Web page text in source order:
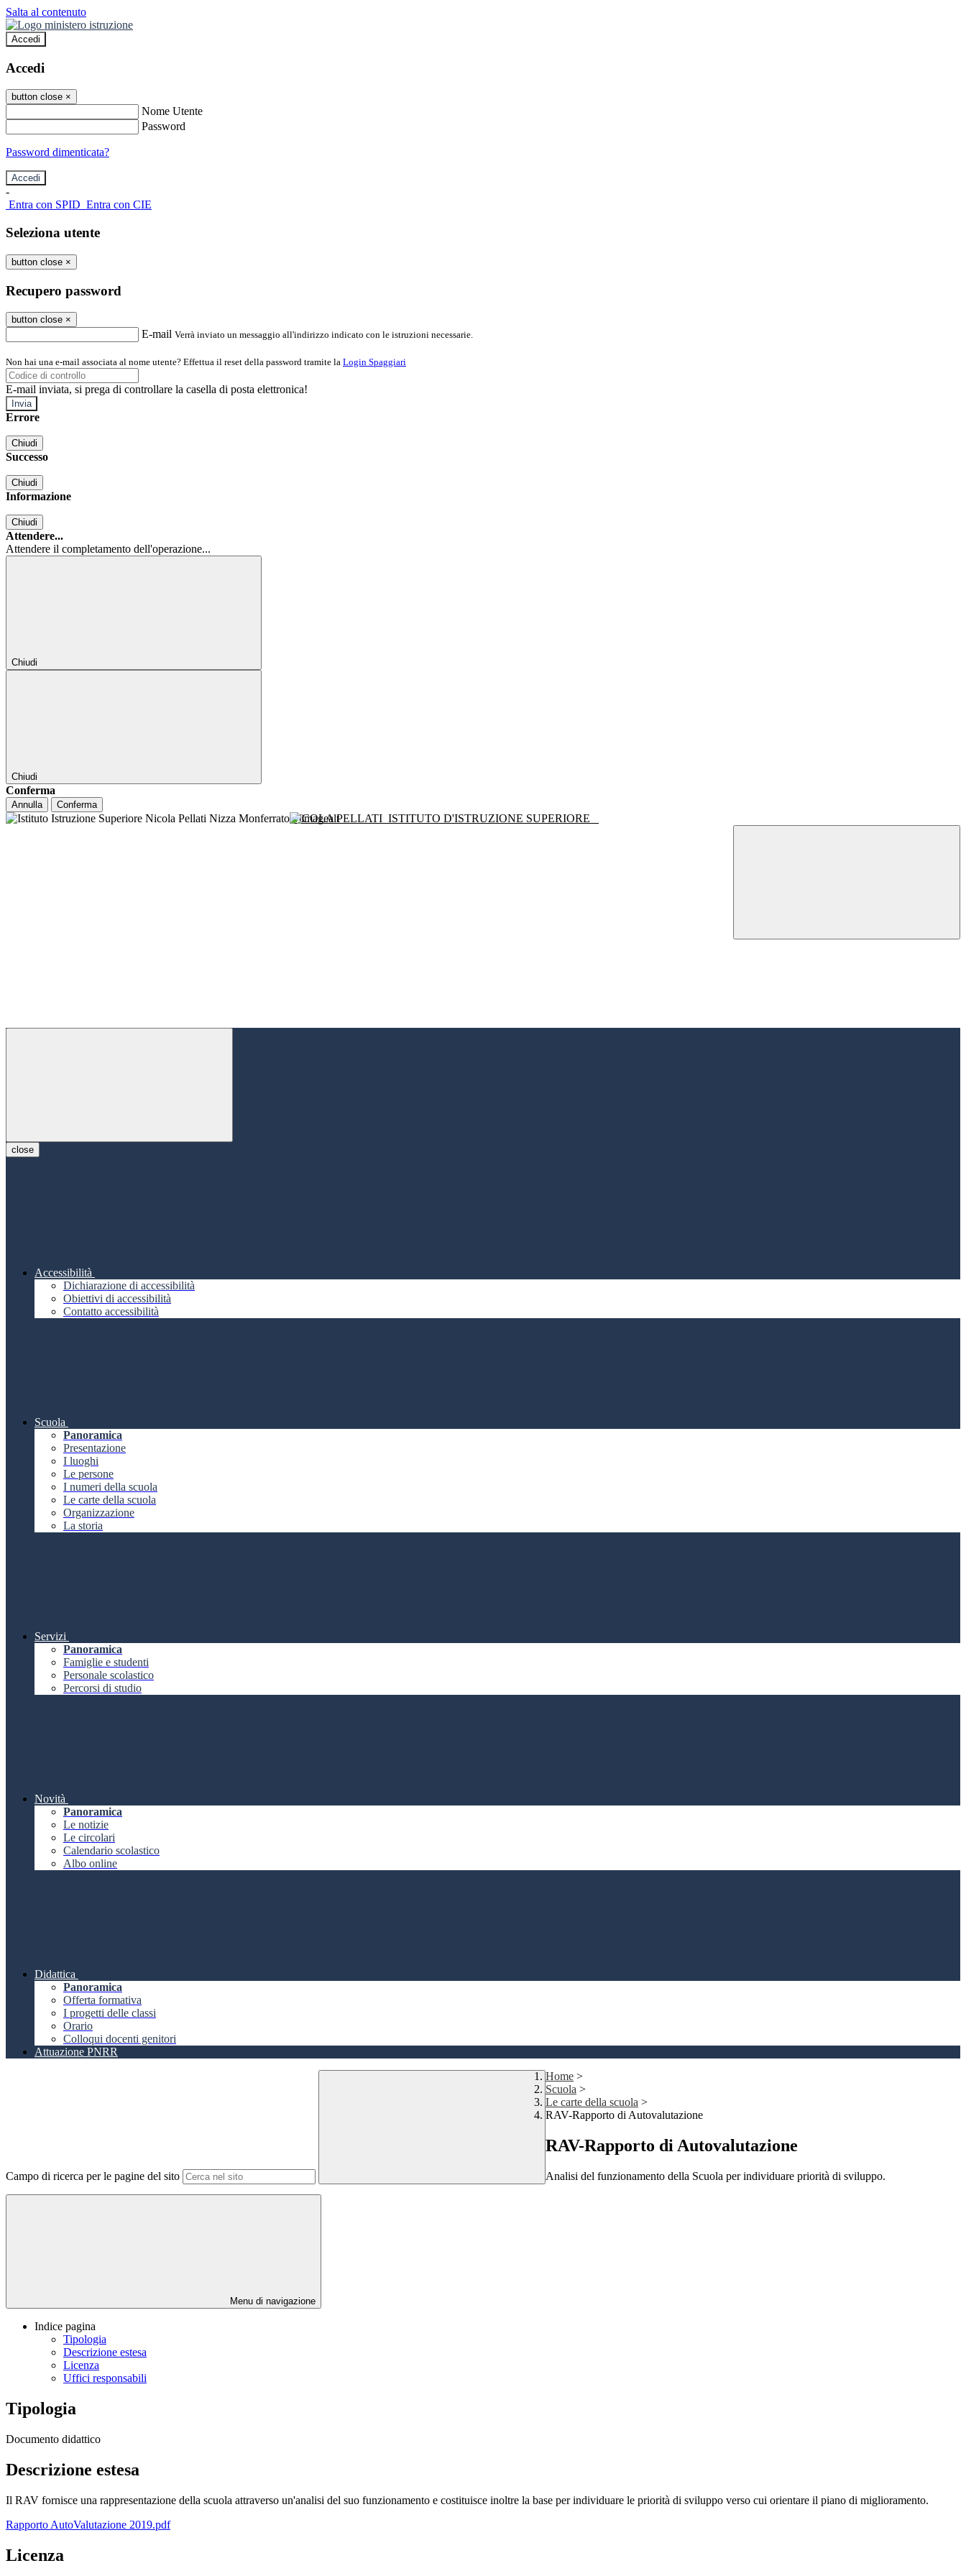
Salta al contenuto
Accedi
Accedi
button close ×
Nome Utente
Password
Password dimenticata?
-
Entra con SPID Entra con CIE
Seleziona utente
button close ×
Recupero password
button close ×
E-mail Verrà inviato un messaggio all'indirizzo indicato con le istruzioni necessarie.
Non hai una e-mail associata al nome utente? Effettua il reset della password tramite la Login Spaggiari
E-mail inviata, si prega di controllare la casella di posta elettronica!
Errore
Chiudi
Successo
Chiudi
Informazione
Chiudi
Attendere...
Attendere il completamento dell'operazione...
Chiudi
Chiudi
Conferma
Annulla Conferma
NICOLA PELLATI ISTITUTO D'ISTRUZIONE SUPERIORE
close
Accessibilità
Dichiarazione di accessibilità
Obiettivi di accessibilità
Contatto accessibilità
Scuola
Panoramica
Presentazione
I luoghi
Le persone
I numeri della scuola
Le carte della scuola
Organizzazione
La storia
Servizi
Panoramica
Famiglie e studenti
Personale scolastico
Percorsi di studio
Novità
Panoramica
Le notizie
Le circolari
Calendario scolastico
Albo online
Didattica
Panoramica
Offerta formativa
I progetti delle classi
Orario
Colloqui docenti genitori
Attuazione PNRR
Campo di ricerca per le pagine del sito
Home >
Scuola >
Le carte della scuola >
RAV-Rapporto di Autovalutazione
RAV-Rapporto di Autovalutazione
Analisi del funzionamento della Scuola per individuare priorità di sviluppo.
Menu di navigazione
Indice pagina
Tipologia
Descrizione estesa
Licenza
Uffici responsabili
Tipologia
Documento didattico
Descrizione estesa
Il RAV fornisce una rappresentazione della scuola attraverso un'analisi del suo funzionamento e costituisce inoltre la base per individuare le priorità di sviluppo verso cui orientare il piano di miglioramento.
Rapporto AutoValutazione 2019.pdf
Licenza